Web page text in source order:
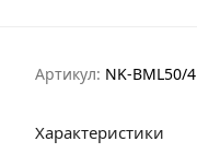
Артикул: NK-BML50/4
Характеристики